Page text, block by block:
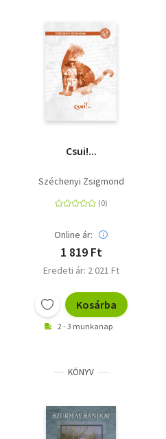
Csui!...
Széchenyi Zsigmond
Online ár:
1 819 Ft
Eredeti ár: 2 021 Ft
Kosárba
2 - 3 munkanap
KÖNYV